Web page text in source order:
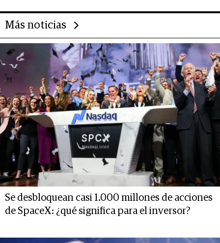
Más noticias
Se desbloquean casi 1.000 millones de acciones
de SpaceX: ¿qué significa para el inversor?